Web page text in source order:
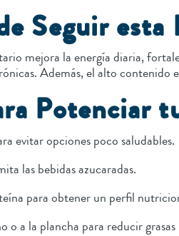
Seguir esta
mejora la energía diaria,
Además, el alto
Potenciar
evitar opciones poco saludables.
las bebidas azucaradas.
para obtener un perfil
o a la plancha para reducir grasas